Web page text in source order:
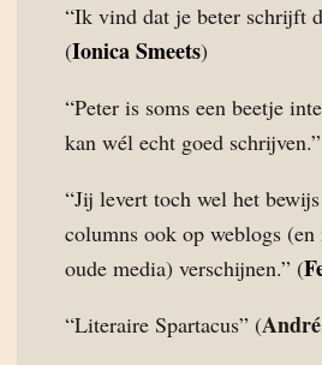
“Ik vind dat je beter schrijft
(Ionica Smeets)
“Peter is soms een beetje
kan wél echt goed
“Jij levert toch wel het
columns ook op weblogs
oude media) verschijnen.” (
“Literaire Spartacus” (